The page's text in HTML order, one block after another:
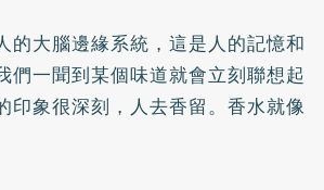
的大腦邊緣系統，這是人的記憶和
們一聞到某個味道就會立刻聯想起
印象很深刻，人去香留。香水就像